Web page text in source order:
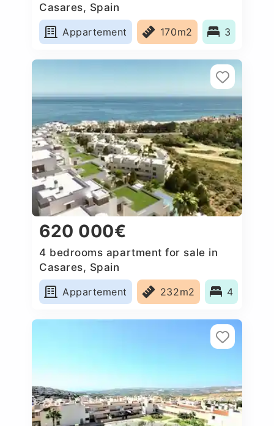
Casares, Spain
Appartement
170m2 3
620 000€
4 bedrooms apartment for sale in
Casares, Spain
Appartement
232m2 4